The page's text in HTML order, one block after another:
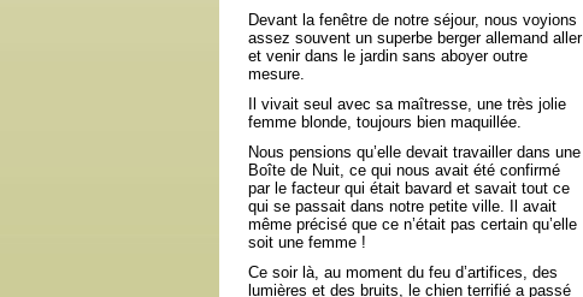
Devant la fenêtre de notre séjour, nous voyions
assez souvent un superbe berger allemand aller
et venir dans le jardin sans aboyer outre
mesure.
Il vivait seul avec sa maîtresse, une très jolie
femme blonde, toujours bien maquillée.
Nous pensions qu’elle devait travailler dans une
Boîte de Nuit, ce qui nous avait été confirmé
par le facteur qui était bavard et savait tout ce
qui se passait dans notre petite ville. Il avait
même précisé que ce n’était pas certain qu’elle
soit une femme !
Ce soir là, au moment du feu d’artifices, des
lumières et des bruits, le chien terrifié a passé